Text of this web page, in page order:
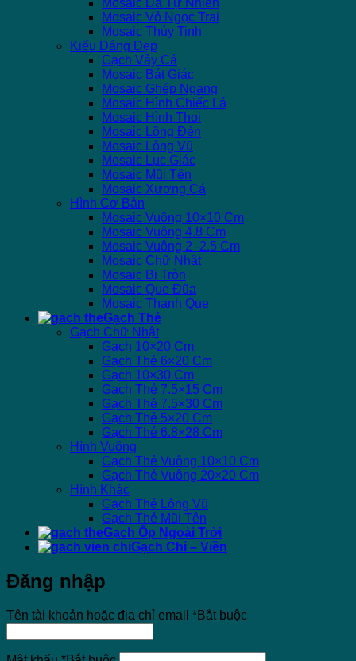
Mosaic Đá Tự Nhiên
Mosaic Vỏ Ngọc Trai
Mosaic Thủy Tinh
Kiểu Dáng Đẹp
Gạch Vảy Cá
Mosaic Bát Giác
Mosaic Ghép Ngang
Mosaic Hình Chiếc Lá
Mosaic Hình Thoi
Mosaic Lồng Đèn
Mosaic Lông Vũ
Mosaic Lục Giác
Mosaic Mũi Tên
Mosaic Xương Cá
Hình Cơ Bản
Mosaic Vuông 10×10 Cm
Mosaic Vuông 4.8 Cm
Mosaic Vuông 2 -2.5 Cm
Mosaic Chữ Nhật
Mosaic Bi Tròn
Mosaic Que Đũa
Mosaic Thanh Que
Gạch Thẻ
Gạch Chữ Nhật
Gạch 10×20 Cm
Gạch Thẻ 6×20 Cm
Gạch 10×30 Cm
Gạch Thẻ 7.5×15 Cm
Gạch Thẻ 7.5×30 Cm
Gạch Thẻ 5×20 Cm
Gạch Thẻ 6.8×28 Cm
Hình Vuông
Gạch Thẻ Vuông 10×10 Cm
Gạch Thẻ Vuông 20×20 Cm
Hình Khác
Gạch Thẻ Lông Vũ
Gạch Thẻ Mũi Tên
Gạch Ốp Ngoài Trời
Gạch Chỉ – Viền
Đăng nhập
Tên tài khoản hoặc địa chỉ email *Bắt buộc